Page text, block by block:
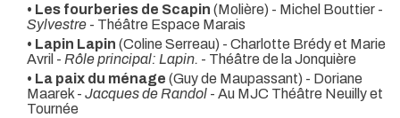
• Les fourberies de Scapin (Molière) - Michel Bouttier -
Sylvestre - Théâtre Espace Marais
• Lapin Lapin (Coline Serreau) - Charlotte Brédy et Marie
Avril - Rôle principal: Lapin. - Théâtre de la Jonquière
• La paix du ménage (Guy de Maupassant) - Doriane
Maarek - Jacques de Randol - Au MJC Théâtre Neuilly et
Tournée